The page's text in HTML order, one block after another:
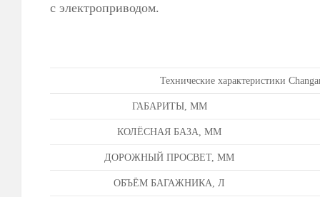
с электроприводом.
Технические характеристики
ГАБАРИТЫ, ММ
КОЛЁСНАЯ БАЗА, ММ
ДОРОЖНЫЙ ПРОСВЕТ, ММ
ОБЪЁМ БАГАЖНИКА, Л